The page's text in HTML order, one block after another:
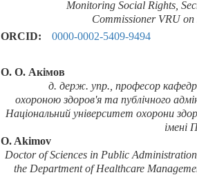
Monitoring Social Rights,
Commissioner VRU
ORCID:
0000-0002-5409-9494
О. О. Акімов
д. держ. упр., професор
охороною здоров'я та публічного
Національний університет охорони
імені
O. Akimov
Doctor of Sciences in Public
the Department of Healthcare